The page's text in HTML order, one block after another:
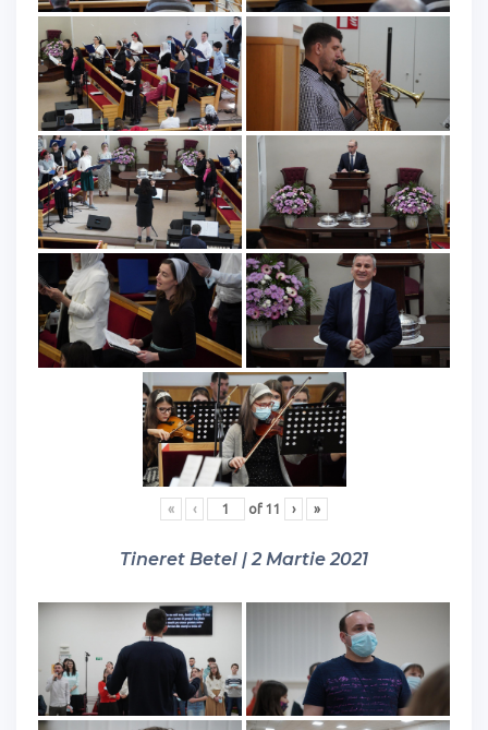
« ‹ of 11 › »
Tineret Betel | 2 Martie 2021